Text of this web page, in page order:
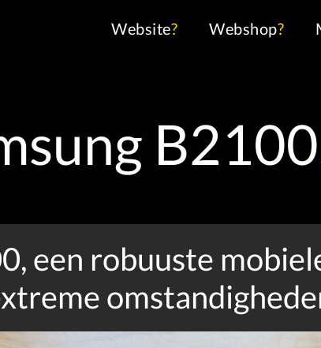
Website? Webshop?
B2100
een robuuste